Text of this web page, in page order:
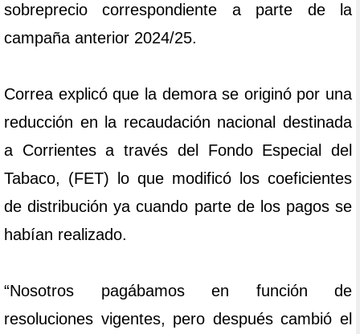
sobreprecio correspondiente a parte de la
campaña anterior 2024/25.
Correa explicó que la demora se originó por una
reducción en la recaudación nacional destinada
a Corrientes a través del Fondo Especial del
Tabaco, (FET) lo que modificó los coeficientes
de distribución ya cuando parte de los pagos se
habían realizado.
“Nosotros pagábamos en función de
resoluciones vigentes, pero después cambió el